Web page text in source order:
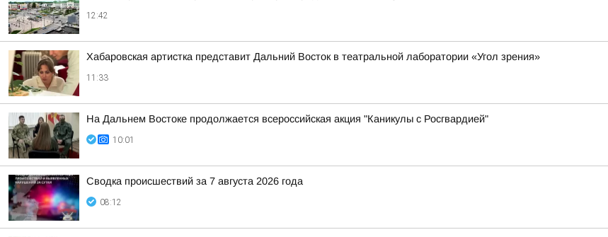
12:42
Хабаровская артистка представит Дальний Восток в театральной лаборатории «Угол зрения»
11:33
На Дальнем Востоке продолжается всероссийская акция "Каникулы с Росгвардией"
10:01
Сводка происшествий за 7 августа 2026 года
08:12